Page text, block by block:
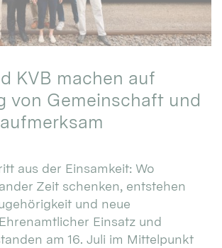
KVB machen auf
von Gemeinschaft und
aus der Einsamkeit: Wo
Zeit schenken, entstehen
und neue
Einsatz und
am 16. Juli im Mittelpunkt